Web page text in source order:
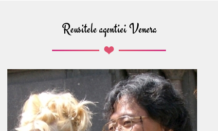
Reusitele agentiei Venera